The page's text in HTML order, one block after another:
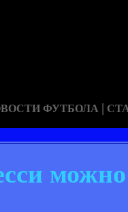
ФУТБОЛА |
можно